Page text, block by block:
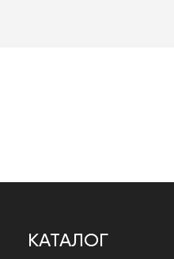
КАТАЛОГ